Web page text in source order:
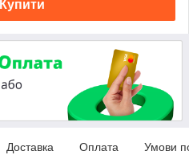
Купити
Доставка Оплата Умови